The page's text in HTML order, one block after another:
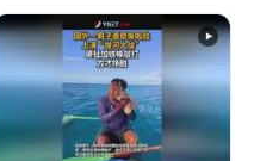
开门：午休到几点